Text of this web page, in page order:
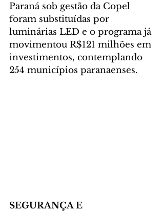
Paraná sob gestão da Copel
foram substituídas por
luminárias LED e o programa já
movimentou R$121 milhões em
investimentos, contemplando
254 municípios paranaenses.
SEGURANÇA E